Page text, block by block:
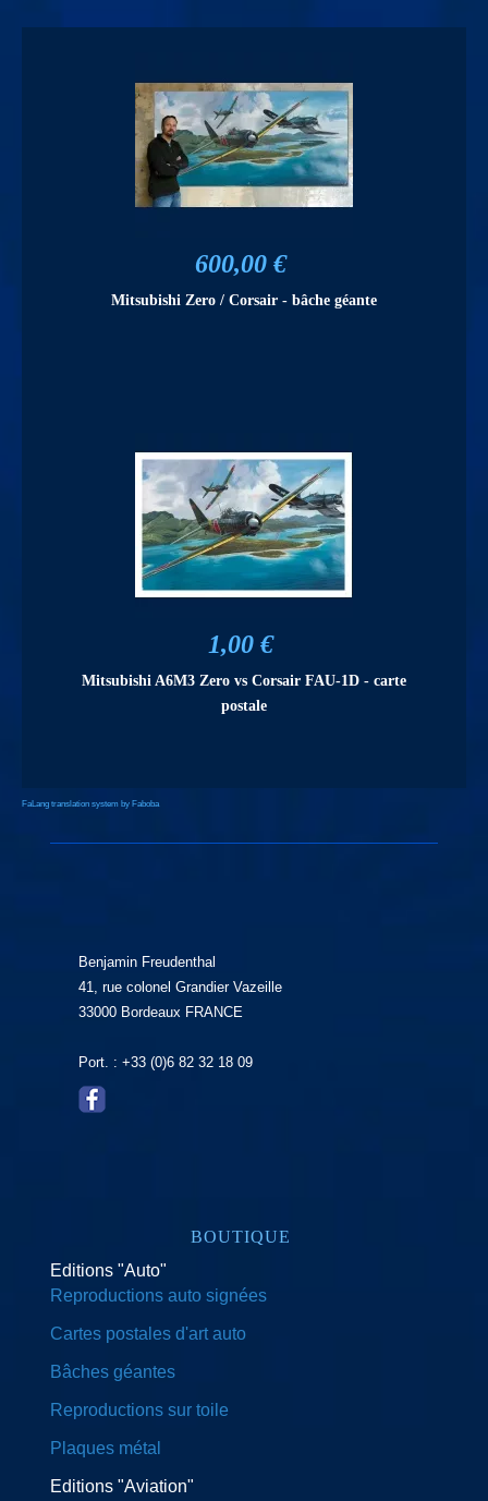
600,00 €
Mitsubishi Zero / Corsair - bâche géante
1,00 €
Mitsubishi A6M3 Zero vs Corsair FAU-1D - carte
postale
FaLang translation system by Faboba
Benjamin Freudenthal
41, rue colonel Grandier Vazeille
33000 Bordeaux FRANCE
Port. : +33 (0)6 82 32 18 09
BOUTIQUE
Editions "Auto"
Reproductions auto signées
Cartes postales d'art auto
Bâches géantes
Reproductions sur toile
Plaques métal
Editions "Aviation"